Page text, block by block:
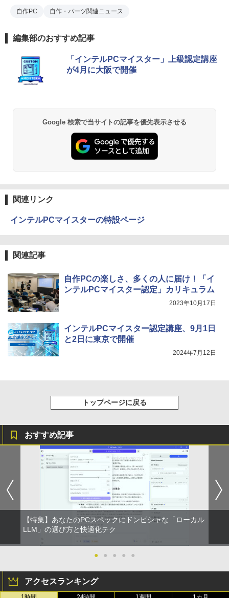
自作PC 自作・パーツ関連ニュース
編集部のおすすめ記事
「インテルPCマイスター」上級認定講座
が4月に大阪で開催
Google 検索で当サイトの記事を優先表示させる
関連リンク
インテルPCマイスターの特設ページ
関連記事
自作PCの楽しさ、多くの人に届け！「イ
ンテルPCマイスター認定」カリキュラム
2023年10月17日
インテルPCマイスター認定講座、9月1日
と2日に東京で開催
2024年7月12日
トップページに戻る
おすすめ記事
【特集】あなたのPCスペックにドンピシャな「ローカル
LLM」の選び方と快適化テク
● ● ● ● ●
アクセスランキング